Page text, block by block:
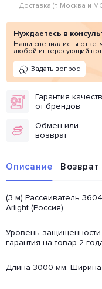
Доставка (г. Москва и
Нуждаетесь в
Наши специалисты
любой интересующий
Задать вопрос
Гарантия
от брендов
Обмен или
возврат
Описание
(3 м) Рассеиватель
Arlight (Россия).
Уровень защищенности
гарантия на товар 2
Длина 3000 мм. Ширина